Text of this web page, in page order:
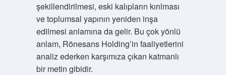
şekillendirilmesi, eski kalıpların kırılması
ve toplumsal yapının yeniden inşa
edilmesi anlamına da gelir. Bu çok yönlü
anlam, Rönesans Holding’in faaliyetlerini
analiz ederken karşımıza çıkan katmanlı
bir metin gibidir.